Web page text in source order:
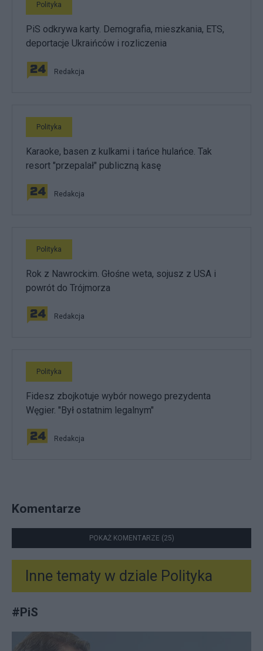
Polityka
PiS odkrywa karty. Demografia, mieszkania, ETS,
deportacje Ukraińców i rozliczenia
Redakcja
Polityka
Karaoke, basen z kulkami i tańce hulańce. Tak
resort "przepalał" publiczną kasę
Redakcja
Polityka
Rok z Nawrockim. Głośne weta, sojusz z USA i
powrót do Trójmorza
Redakcja
Polityka
Fidesz zbojkotuje wybór nowego prezydenta
Węgier. "Był ostatnim legalnym"
Redakcja
Komentarze
POKAŻ KOMENTARZE (25)
Inne tematy w dziale Polityka
#PiS